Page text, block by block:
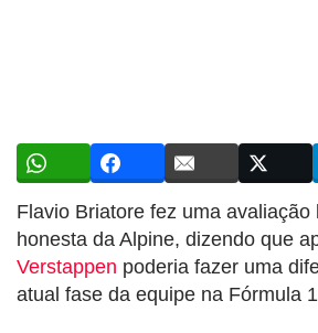
Flavio Briatore fez uma avaliação
honesta da Alpine, dizendo que
Verstappen poderia fazer uma
atual fase da equipe na Fórmula